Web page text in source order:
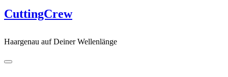
CuttingCrew
Haargenau auf Deiner Wellenlänge